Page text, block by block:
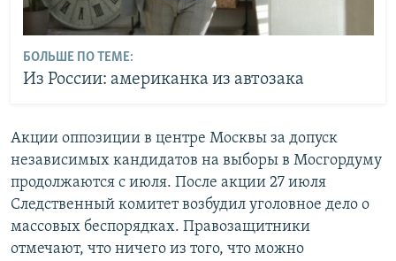
БОЛЬШЕ ПО ТЕМЕ:
Из России: американка из автозака
Акции оппозиции в центре Москвы за допуск
независимых кандидатов на выборы в Мосгордуму
продолжаются с июля. После акции 27 июля
Следственный комитет возбудил уголовное дело о
массовых беспорядках. Правозащитники
отмечают, что ничего из того, что можно